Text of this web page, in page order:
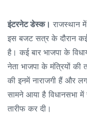
इंटरनेट डेस्क। राजस्थान
इस बजट सत्र के दौरान
है। कई बार भाजपा के
नेता भाजपा के मंत्रियों
की इनमें नाराजगी हैं और
सामने आया है विधानसभा में
तारीफ कर दी।